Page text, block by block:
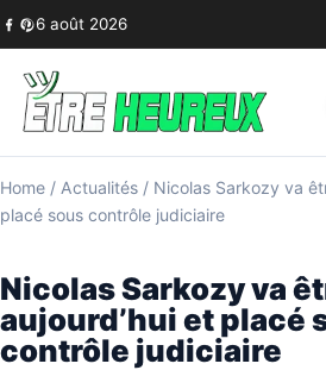
Skip to content
6 août 2026
Home / Actualités / Nicolas Sarkozy va
placé sous contrôle judiciaire
Nicolas Sarkozy va
aujourd’hui et placé
contrôle judiciaire